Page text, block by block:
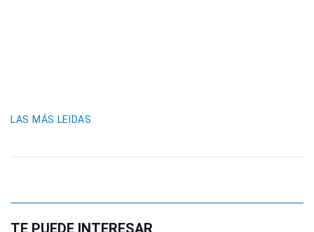
LAS MÁS LEIDAS
TE PUEDE INTERESAR